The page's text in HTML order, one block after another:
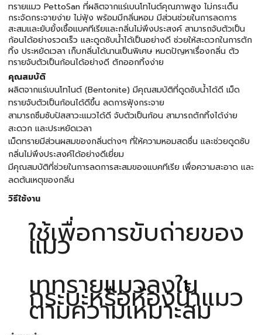
ทรายแมว PettoSan ที่ผลิตจากแร่เบนโทไนต์คุณภาพสูง ไม่กระเด็น
กระจัดกระจายง่าย ไม่ฟุ้ง พร้อมมีกลิ่นหอม มีส่วนช่วยในการลดการ
สะสมและยับยั้งเชื้อแบคทีเรียและกลิ่นไม่พึงประสงค์ สามารถจับตัวเป็น
ก้อนได้อย่างรวดเร็ว และดูดซับน้ำได้เป็นอย่างดี ช่วยให้สะดวกในการตัก
ทิ้ง ประหยัดเวลา เก็บกลิ่นได้นานเป็นพิเศษ หมดปัญหาเรื่องกลิ่น ตัว
ทรายจับตัวเป็นก้อนได้อย่างดี ตักออกทิ้งง่าย
คุณสมบัติ
ผลิตจากแร่เบนโทไนต์ (Bentonite) มีคุณสมบัติที่ดูดซับน้ำได้ดี เม็ด
ทรายจับตัวเป็นก้อนได้ดีขึ้น ลดการฟุ้งกระจาย
สามารถซึมซับปัสสาวะแมวได้ดี จับตัวเป็นก้อน สามารถตักทิ้งได้ง่าย
สะดวก และประหยัดเวลา
เม็ดทรายมีส่วนผสมของกลิ่นต่างๆ ที่ให้ความหอมสดชื่น และช่วยดูดซับ
กลิ่นไม่พึงประสงค์ได้อย่างดีเยี่ยม
มีคุณสมบัติที่ช่วยในการลดการสะสมของแบคทีเรีย เพื่อความสะอาด และ
ลดต้นเหตุของกลิ่น
วิธีใช้งาน
ใช้เพื่อการขับถ่ายของ
แมว
เททรายแมวลงใน
กระบะหรือห้องน้ำแมว
ตามความเหมาะสม